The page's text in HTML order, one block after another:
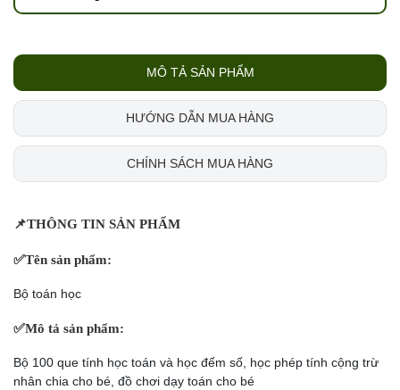
MÔ TẢ SẢN PHẨM
HƯỚNG DẪN MUA HÀNG
CHÍNH SÁCH MUA HÀNG
📌THÔNG TIN SẢN PHẨM
✅Tên sản phẩm:
Bộ toán học
✅Mô tả sản phẩm:
Bộ 100 que tính học toán và học đếm số, học phép tính cộng trừ
nhân chia cho bé, đồ chơi dạy toán cho bé